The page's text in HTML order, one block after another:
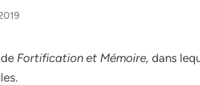
Fortification et Mémoire, dans